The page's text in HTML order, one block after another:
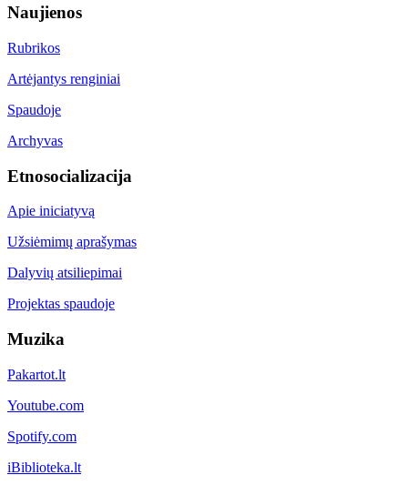
Naujienos
Rubrikos
Artėjantys renginiai
Spaudoje
Archyvas
Etnosocializacija
Apie iniciatyvą
Užsiėmimų aprašymas
Dalyvių atsiliepimai
Projektas spaudoje
Muzika
Pakartot.lt
Youtube.com
Spotify.com
iBiblioteka.lt